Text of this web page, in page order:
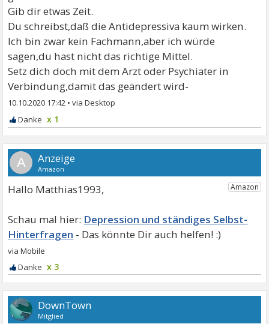
Gib dir etwas Zeit.
Du schreibst,daß die Antidepressiva kaum wirken.
Ich bin zwar kein Fachmann,aber ich würde
sagen,du hast nicht das richtige Mittel.
Setz dich doch mit dem Arzt oder Psychiater in
Verbindung,damit das geändert wird-
10.10.2020 17:42 •
x 1
A
Hallo Matthias1993,
Depression und ständiges Selbst-
Hinterfragen
x 3
DownTown
Mitglied